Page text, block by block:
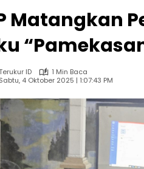
Matangkan
ID
1 Min Baca
Sabtu, 4 Oktober 2025 | 1:07:43 PM